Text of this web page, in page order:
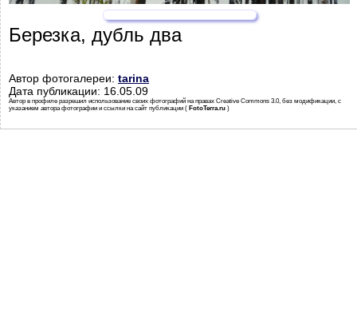
Березка, дубль два
Автор фотогалереи: tarina
Дата публикации: 16.05.09
Автор в профиле разрешил использование своих фотографий на правах Creative Commons 3.0, без модификации, с
указанием автора фотографии и ссылки на сайт публикации ( FotoTerra.ru )